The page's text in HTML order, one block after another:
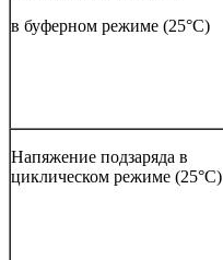
в буферном режиме (25°С)
Напяжение подзаряда в
циклическом режиме (25°С)